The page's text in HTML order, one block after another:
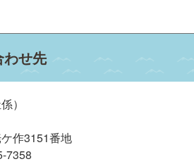
わせ先
作3151番地
7358